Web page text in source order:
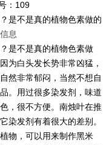
：109
是不是真的植物色素做的
息
是不是真的植物色素做
为白头发长势非常凶猛，
然非常郁闷，当然不想自
。用过很多染发剂，味道
，很不方便。南烛叶在推
染发剂有着很大的差别。
物，可以用来制作黑米